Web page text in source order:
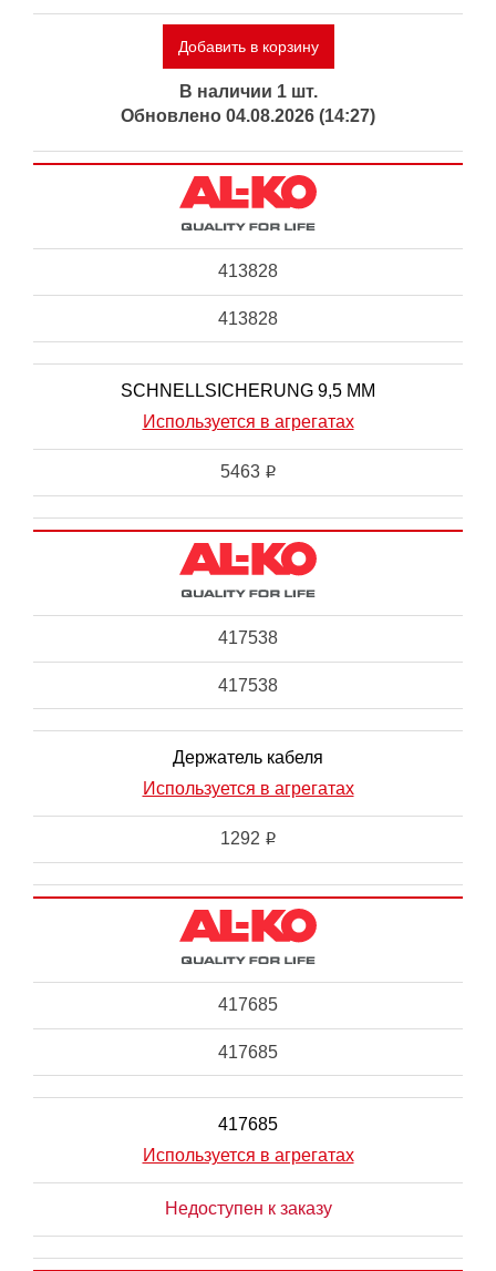
Добавить в корзину
В наличии 1 шт.
Обновлено 04.08.2026 (14:27)
413828
413828
SCHNELLSICHERUNG 9,5 MM
Используется в агрегатах
5463 i
417538
417538
Держатель кабеля
Используется в агрегатах
1292 i
417685
417685
417685
Используется в агрегатах
Недоступен к заказу